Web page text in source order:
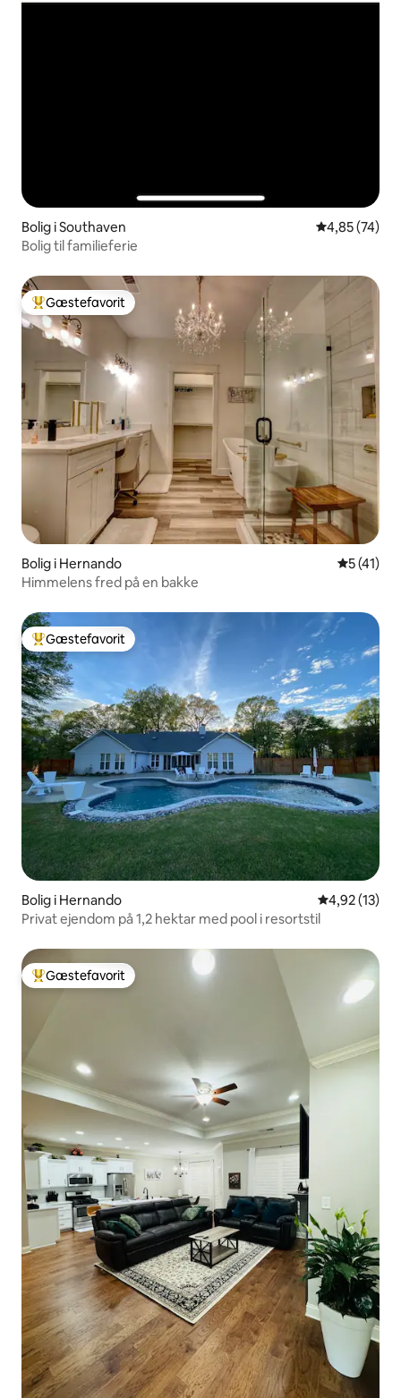
Bolig i Southaven 4,85 ud af 5 i
4,85 (74)
Bolig til familieferie
Bedste gæstefavorit
Gæstefavorit
Bolig i Hernando 5 ud af 5
5 (41)
Himmelens fred på en bakke
Bedste gæstefavorit
Gæstefavorit
Bolig i Hernando 4,92 ud af 5
4,92 (13)
Privat ejendom på 1,2 hektar med pool i resortstil
Bedste gæstefavorit
Gæstefavorit